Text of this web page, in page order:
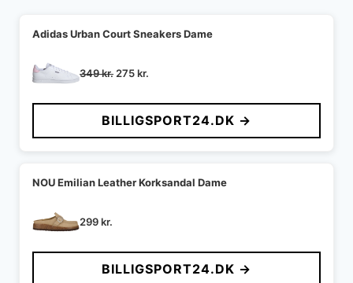
Adidas Urban Court Sneakers Dame
349kr. Den
pris
var:
349 kr..
275kr.
pris
er:
275 kr..
BILLIGSPORT24.DK →
NOU Emilian Leather Korksandal Dame
299kr.
BILLIGSPORT24.DK →